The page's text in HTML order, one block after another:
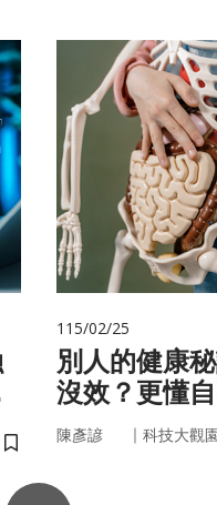
儲存書籤
115/02/25
別人的健康
沒效？更懂
更能「精準健
陳彥諺 ｜ 科技大觀